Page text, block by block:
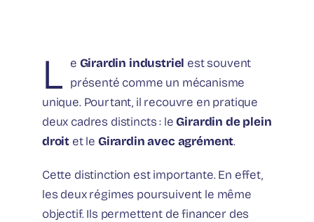
L e Girardin industriel est souvent
présenté comme un mécanisme
unique. Pourtant, il recouvre en pratique
deux cadres distincts : leGirardin de plein
droit et le Girardin avec agrément.
Cette distinction est importante. En effet,
les deux régimes poursuivent le même
objectif. Ils permettent de financer des